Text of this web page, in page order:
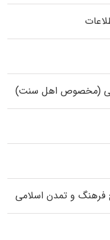
(مخصوص اهل سنت)
فرهنگ و تمدن اسلامی